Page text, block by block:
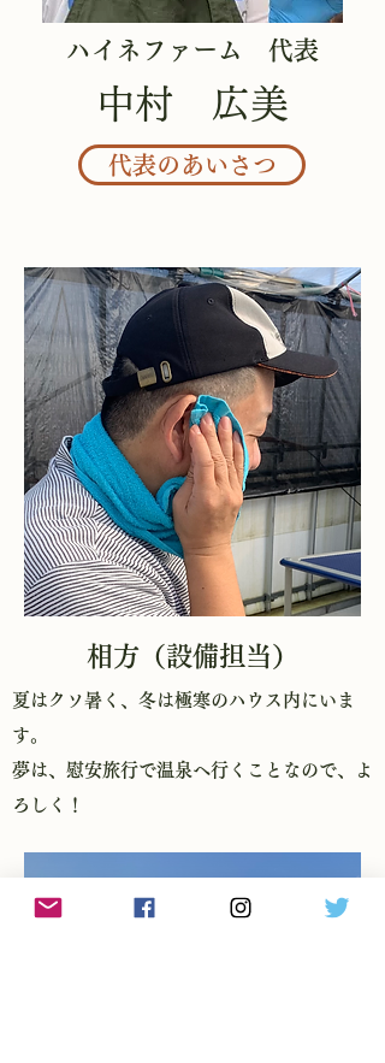
相方 ​（設備担当）
​夏はクソ暑く、冬は極寒のハウス内にいま
す。
​夢は、慰安旅行で温泉へ行くことなので、よ
ろしく！
​ハイネファーム 代表
代表のあいさつ
​中村 広美